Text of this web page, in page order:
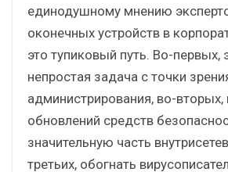
единодушному мнению
оконечных устройств в
это тупиковый путь. Во-первых,
непростая задача с точки
администрирования, во-вторых,
обновлений средств
значительную часть
третьих, обогнать